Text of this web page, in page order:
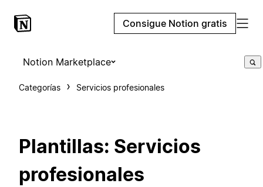
Consigue Notion gratis
Notion Marketplace
Categorías Servicios profesionales
Plantillas: Servicios
profesionales